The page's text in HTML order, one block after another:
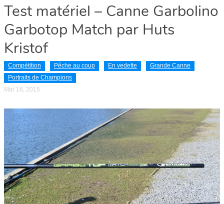
Test matériel – Canne Garbolino
Garbotop Match par Huts
Kristof
Compétition Pêche au coup En vedette
Grande Canne
Portraits de Champions
Mar 16, 2015